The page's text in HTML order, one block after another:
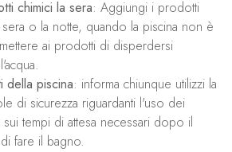
chimici la sera: Aggiungi i prodotti
sera o la notte, quando la piscina non è
ai prodotti di disperdersi
della piscina: informa chiunque utilizzi la
di sicurezza riguardanti l'uso dei
tempi di attesa necessari dopo il
fare il bagno.